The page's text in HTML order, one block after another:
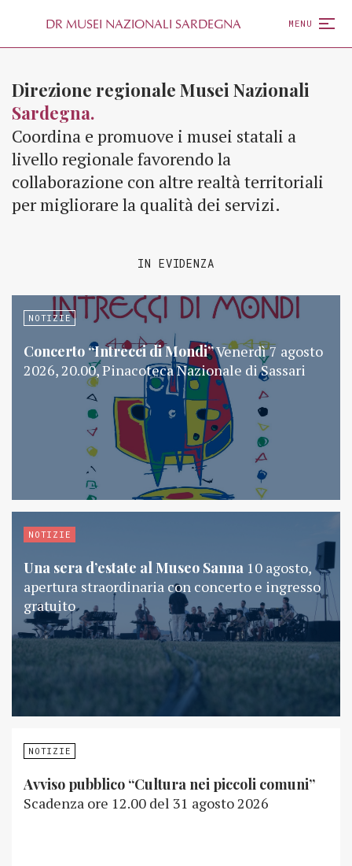
DR MUSEI NAZIONALI SARDEGNA MENU
Direzione regionale Musei Nazionali
Sardegna.
Coordina e promuove i musei statali a
livello regionale favorendo la
collaborazione con altre realtà territoriali
per migliorare la qualità dei servizi.
IN EVIDENZA
NOTIZIE
Concerto “Intrecci di Mondi”Venerdì 7 agosto
2026, 20.00, Pinacoteca Nazionale di Sassari
NOTIZIE
Una sera d’estate al Museo Sanna 10 agosto,
apertura straordinaria con concerto e ingresso
gratuito
NOTIZIE
Avviso pubblico “Cultura nei piccoli comuni”
Scadenza ore 12.00 del 31 agosto 2026